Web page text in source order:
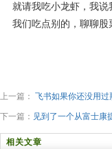
就请我吃小龙虾，我说
我们吃点别的，聊聊股
上一篇： 飞书如果你还没用过
下一篇： 见到了一个从富士康
相关文章